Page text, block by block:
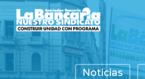
Skip
to
main
content
Noticias